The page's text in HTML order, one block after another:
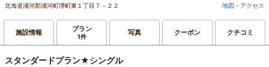
北海道浦河郡浦河町堺町東１丁目７－２２ 地図・アクセス
施設情報 プラン
1件 写真 クーポン クチコミ
スタンダードプラン★シングル